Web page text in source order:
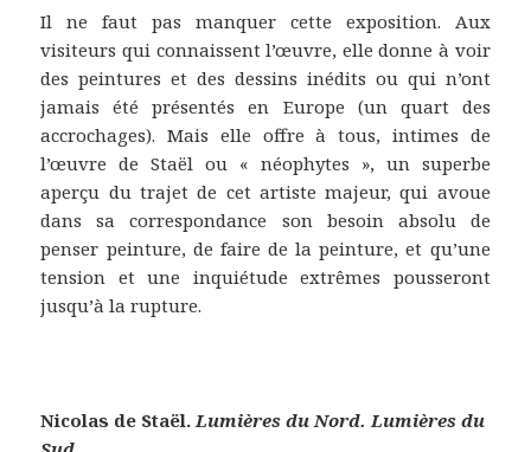
Il ne faut pas manquer cette exposition. Aux
visiteurs qui connaissent l’œuvre, elle donne à voir
des peintures et des dessins inédits ou qui n’ont
jamais été présentés en Europe (un quart des
accrochages). Mais elle offre à tous, intimes de
l’œuvre de Staël ou « néophytes », un superbe
aperçu du trajet de cet artiste majeur, qui avoue
dans sa correspondance son besoin absolu de
penser peinture, de faire de la peinture, et qu’une
tension et une inquiétude extrêmes pousseront
jusqu’à la rupture.
Nicolas de Staël.Lumières du Nord. Lumières du